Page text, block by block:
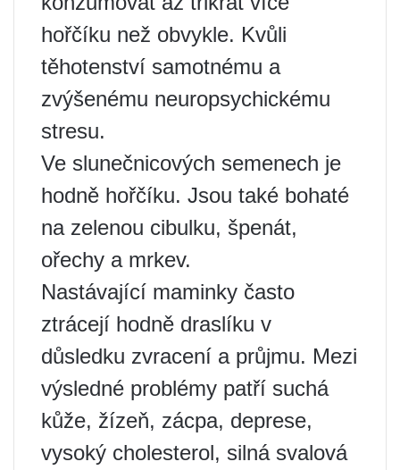
hořčíku než obvykle. Kvůli
těhotenství samotnému a
zvýšenému neuropsychickému
stresu.
Ve slunečnicových semenech je
hodně hořčíku. Jsou také bohaté
na zelenou cibulku, špenát,
ořechy a mrkev.
Nastávající maminky často
ztrácejí hodně draslíku v
důsledku zvracení a průjmu. Mezi
výsledné problémy patří suchá
kůže, žízeň, zácpa, deprese,
vysoký cholesterol, silná svalová